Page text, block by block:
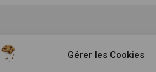
Gérer les Cookies